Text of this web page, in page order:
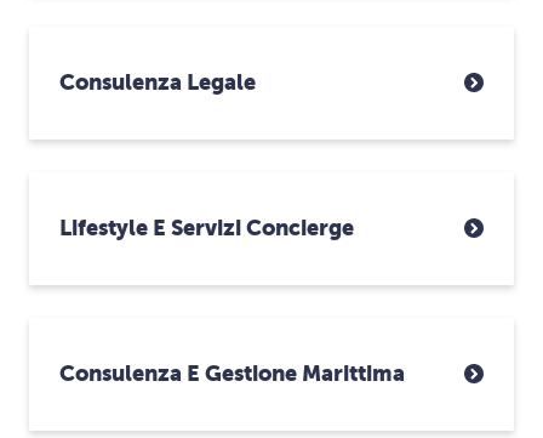
Consulenza Legale
Lifestyle E Servizi Concierge
Consulenza E Gestione Marittima